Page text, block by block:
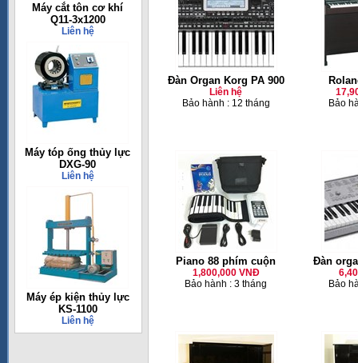
Máy cắt tôn cơ khí
Q11-3x1200
Liên hệ
Máy tóp ống thủy lực
DXG-90
Liên hệ
Máy ép kiện thủy lực
KS-1100
Liên hệ
Đàn Organ Korg PA 900
Liên hệ
Bảo hành : 12 tháng
Bảo
Piano 88 phím cuộn
1,800,000 VNĐ
Bảo hành : 3 tháng
Đàn
Bảo